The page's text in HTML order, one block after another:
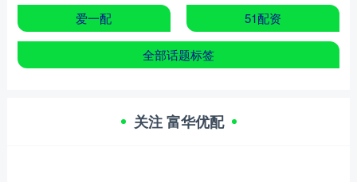
爱一配 51配资
全部话题标签
关注 富华优配